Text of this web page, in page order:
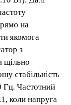
на
якомога
з
щільно
стабільність
Гц. Частотний
коли напруга